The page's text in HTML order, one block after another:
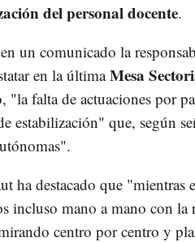
del personal docente.
un comunicado la
en la últimaMesa
"la falta de actuaciones por
estabilización" que, según
ha destacado que "mientras
incluso mano a mano con la
centro por centro y